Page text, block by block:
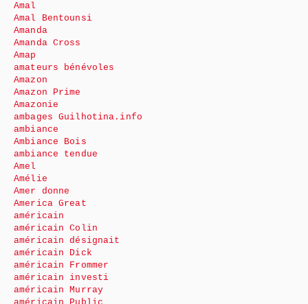
Amal
Amal Bentounsi
Amanda
Amanda Cross
Amap
amateurs bénévoles
Amazon
Amazon Prime
Amazonie
ambages Guilhotina.info
ambiance
Ambiance Bois
ambiance tendue
Amel
Amélie
Amer donne
America Great
américain
américain Colin
américain désignait
américain Dick
américain Frommer
américain investi
américain Murray